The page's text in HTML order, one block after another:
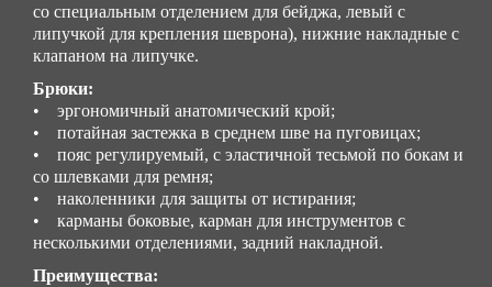
со специальным отделением для бейджа, левый с
липучкой для крепления шеврона), нижние накладные с
клапаном на липучке.
Брюки:
• эргономичный анатомический крой;
• потайная застежка в среднем шве на пуговицах;
• пояс регулируемый, с эластичной тесьмой по бокам и
со шлевками для ремня;
• наколенники для защиты от истирания;
• карманы боковые, карман для инструментов с
несколькими отделениями, задний накладной.
Преимущества: